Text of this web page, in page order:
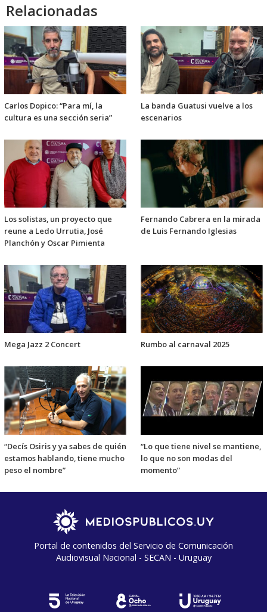
Relacionadas
Carlos Dopico: “Para mí, la
cultura es una sección seria”
La banda Guatusi vuelve a los
escenarios
Los solistas, un proyecto que
reune a Ledo Urrutia, José
Planchón y Oscar Pimienta
Fernando Cabrera en la mirada
de Luis Fernando Iglesias
Mega Jazz 2 Concert Rumbo al carnaval 2025
“Decís Osiris y ya sabes de quién
estamos hablando, tiene mucho
peso el nombre”
“Lo que tiene nivel se mantiene,
lo que no son modas del
momento”
Portal de contenidos del Servicio de Comunicación
Audiovisual Nacional - SECAN - Uruguay